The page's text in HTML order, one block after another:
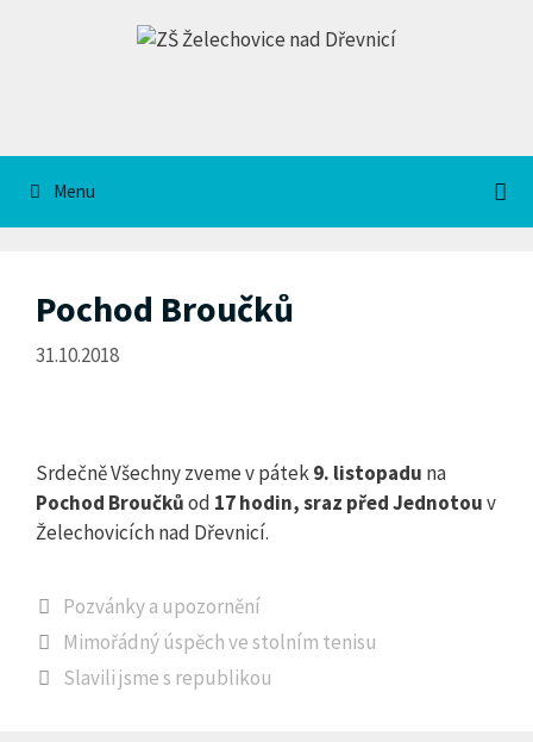
Menu
Pochod Broučků
31.10.2018
Srdečně Všechny zveme v pátek9. listopadu na
Pochod Broučkůod 17 hodin, sraz před Jednotouv
Želechovicích nad Dřevnicí.
Rubriky
Pozvánky a upozornění
Mimořádný úspěch ve stolním tenisu
Slavili jsme s republikou